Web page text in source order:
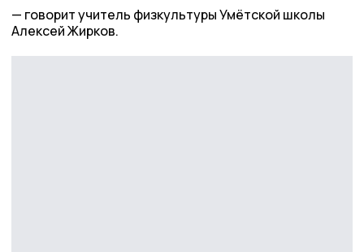
говорит учитель физкультуры Умётской школы
Алексей Жирков.